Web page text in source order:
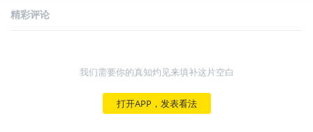
精彩评论
我们需要你的真知灼见来填补这片空白
打开APP，发表看法